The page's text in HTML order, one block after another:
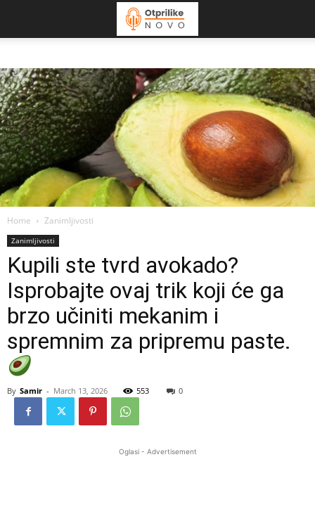
Home Zanimljivosti
Zanimljivosti
Kupili ste tvrd avokado?
Isprobajte ovaj trik koji će ga
brzo učiniti mekanim i
spremnim za pripremu paste.
By Samir - March 13, 2026 553 0
Oglasi - Advertisement